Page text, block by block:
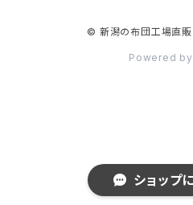
ショップ
© 新潟の布団工場直販
Powered by